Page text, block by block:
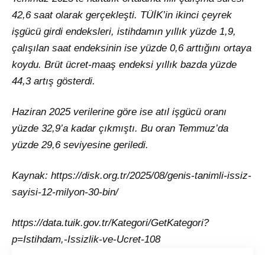
42,6 saat olarak gerçekleşti. TÜİK’in ikinci çeyrek
işgücü girdi endeksleri, istihdamın yıllık yüzde 1,9,
çalışılan saat endeksinin ise yüzde 0,6 arttığını ortaya
koydu. Brüt ücret-maaş endeksi yıllık bazda yüzde
44,3 artış gösterdi.
Haziran 2025 verilerine göre ise atıl işgücü oranı
yüzde 32,9’a kadar çıkmıştı. Bu oran Temmuz’da
yüzde 29,6 seviyesine geriledi.
Kaynak: https://disk.org.tr/2025/08/genis-tanimli-issiz-
sayisi-12-milyon-30-bin/
https://data.tuik.gov.tr/Kategori/GetKategori?
p=Istihdam,-Issizlik-ve-Ucret-108